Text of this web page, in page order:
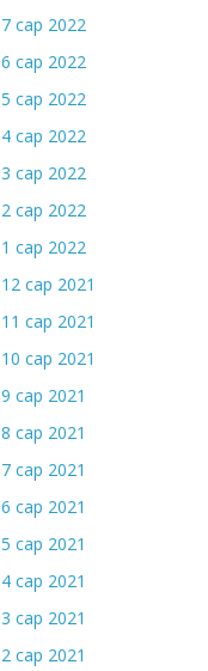
7 сар 2022
6 сар 2022
5 сар 2022
4 сар 2022
3 сар 2022
2 сар 2022
1 сар 2022
12 сар 2021
11 сар 2021
10 сар 2021
9 сар 2021
8 сар 2021
7 сар 2021
6 сар 2021
5 сар 2021
4 сар 2021
3 сар 2021
2 сар 2021